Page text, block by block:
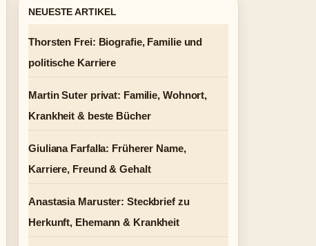
NEUESTE ARTIKEL
Thorsten Frei: Biografie, Familie und
politische Karriere
Martin Suter privat: Familie, Wohnort,
Krankheit & beste Bücher
Giuliana Farfalla: Früherer Name,
Karriere, Freund & Gehalt
Anastasia Maruster: Steckbrief zu
Herkunft, Ehemann & Krankheit